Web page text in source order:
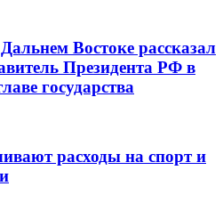
Востоке рассказал
Президента РФ в
государства
расходы на спорт и